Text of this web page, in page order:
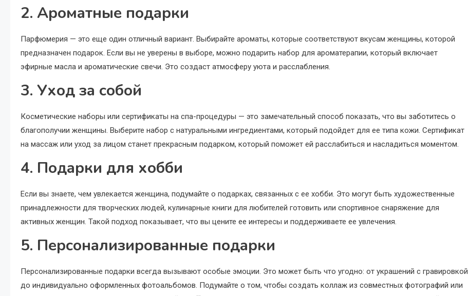
2. Ароматные подарки
Парфюмерия — это еще один отличный вариант. Выбирайте ароматы, которые соответствуют вкусам женщины, которой
предназначен подарок. Если вы не уверены в выборе, можно подарить набор для ароматерапии, который включает
эфирные масла и ароматические свечи. Это создаст атмосферу уюта и расслабления.
3. Уход за собой
Косметические наборы или сертификаты на спа-процедуры — это замечательный способ показать, что вы заботитесь о
благополучии женщины. Выберите набор с натуральными ингредиентами, который подойдет для ее типа кожи. Сертификат
на массаж или уход за лицом станет прекрасным подарком, который поможет ей расслабиться и насладиться моментом.
4. Подарки для хобби
Если вы знаете, чем увлекается женщина, подумайте о подарках, связанных с ее хобби. Это могут быть художественные
принадлежности для творческих людей, кулинарные книги для любителей готовить или спортивное снаряжение для
активных женщин. Такой подход показывает, что вы цените ее интересы и поддерживаете ее увлечения.
5. Персонализированные подарки
Персонализированные подарки всегда вызывают особые эмоции. Это может быть что угодно: от украшений с гравировкой
до индивидуально оформленных фотоальбомов. Подумайте о том, чтобы создать коллаж из совместных фотографий или